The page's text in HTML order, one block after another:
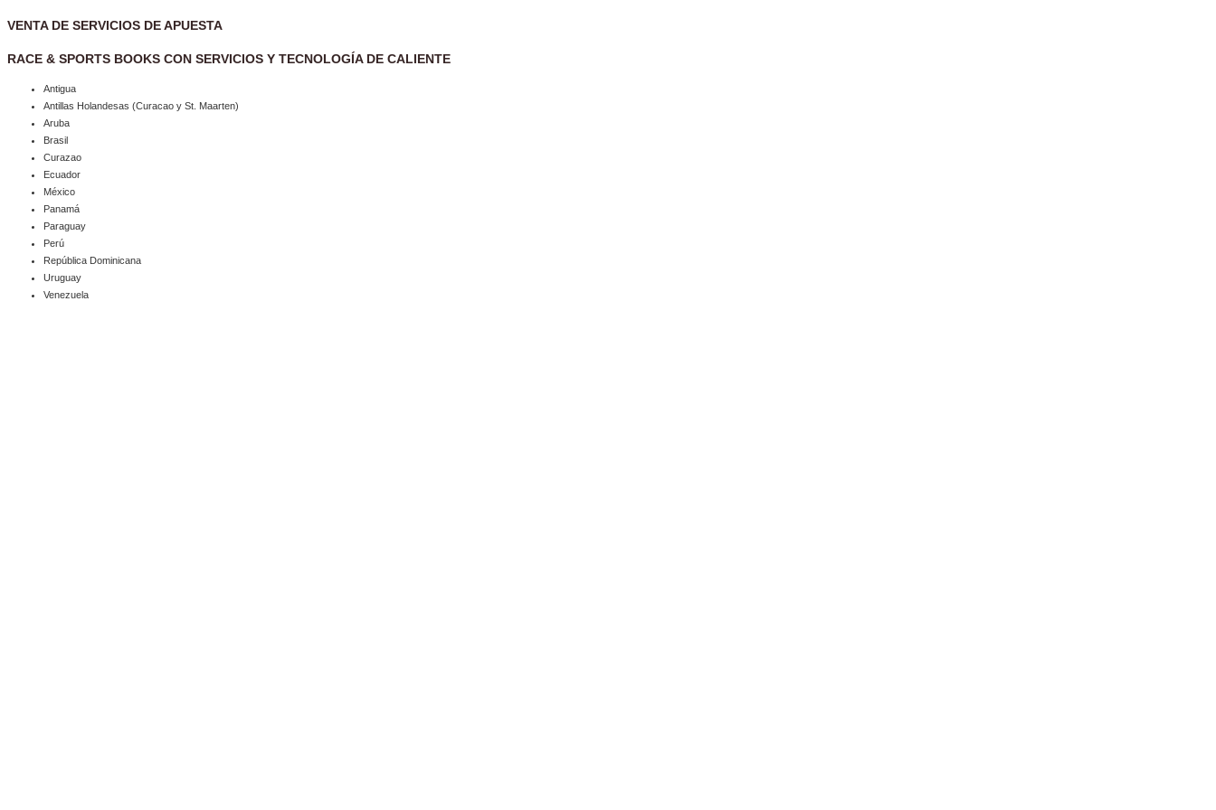
VENTA DE SERVICIOS DE APUESTA
RACE & SPORTS BOOKS CON SERVICIOS Y TECNOLOGÍA DE CALIENTE
Antigua
Antillas Holandesas (Curacao y St. Maarten)
Aruba
Brasil
Curazao
Ecuador
México
Panamá
Paraguay
Perú
República Dominicana
Uruguay
Venezuela